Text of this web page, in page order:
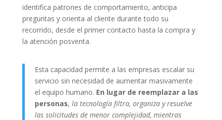
identifica patrones de comportamiento, anticipa
preguntas y orienta al cliente durante todo su
recorrido, desde el primer contacto hasta la compra y
la atención posventa.
Esta capacidad permite a las empresas escalar su
servicio sin necesidad de aumentar masivamente
el equipo humano. En lugar de reemplazar a las
personas, la tecnología filtra, organiza y resuelve
las solicitudes de menor complejidad, mientras